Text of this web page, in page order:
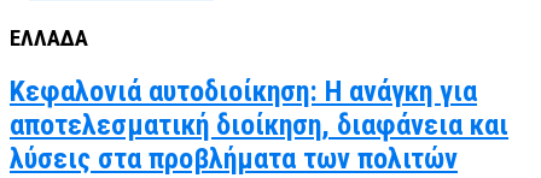
ΕΛΛΑΔΑ
Κεφαλονιά αυτοδιοίκηση: Η ανάγκη για
αποτελεσματική διοίκηση, διαφάνεια και
λύσεις στα προβλήματα των πολιτών